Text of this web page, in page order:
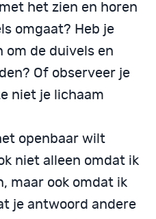
het zien en horen
omgaat? Heb je
om de duivels en
Of observeer je
niet je lichaam
openbaar wilt
niet alleen omdat ik
maar ook omdat ik
je antwoord andere